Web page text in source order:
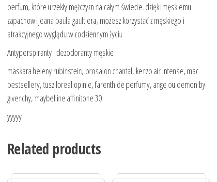
perfum, które urzekły mężczyzn na całym świecie. dzięki męskiemu
zapachowi jeana paula gaultiera, możesz korzystać z męskiego i
atrakcyjnego wyglądu w codziennym życiu
Antyperspiranty i dezodoranty męskie
maskara heleny rubinstein, prosalon chantal, kenzo air intense, mac
bestsellery, tusz loreal opinie, farenthide perfumy, ange ou demon by
givenchy, maybelline affinitone 30
yyyyy
Related products